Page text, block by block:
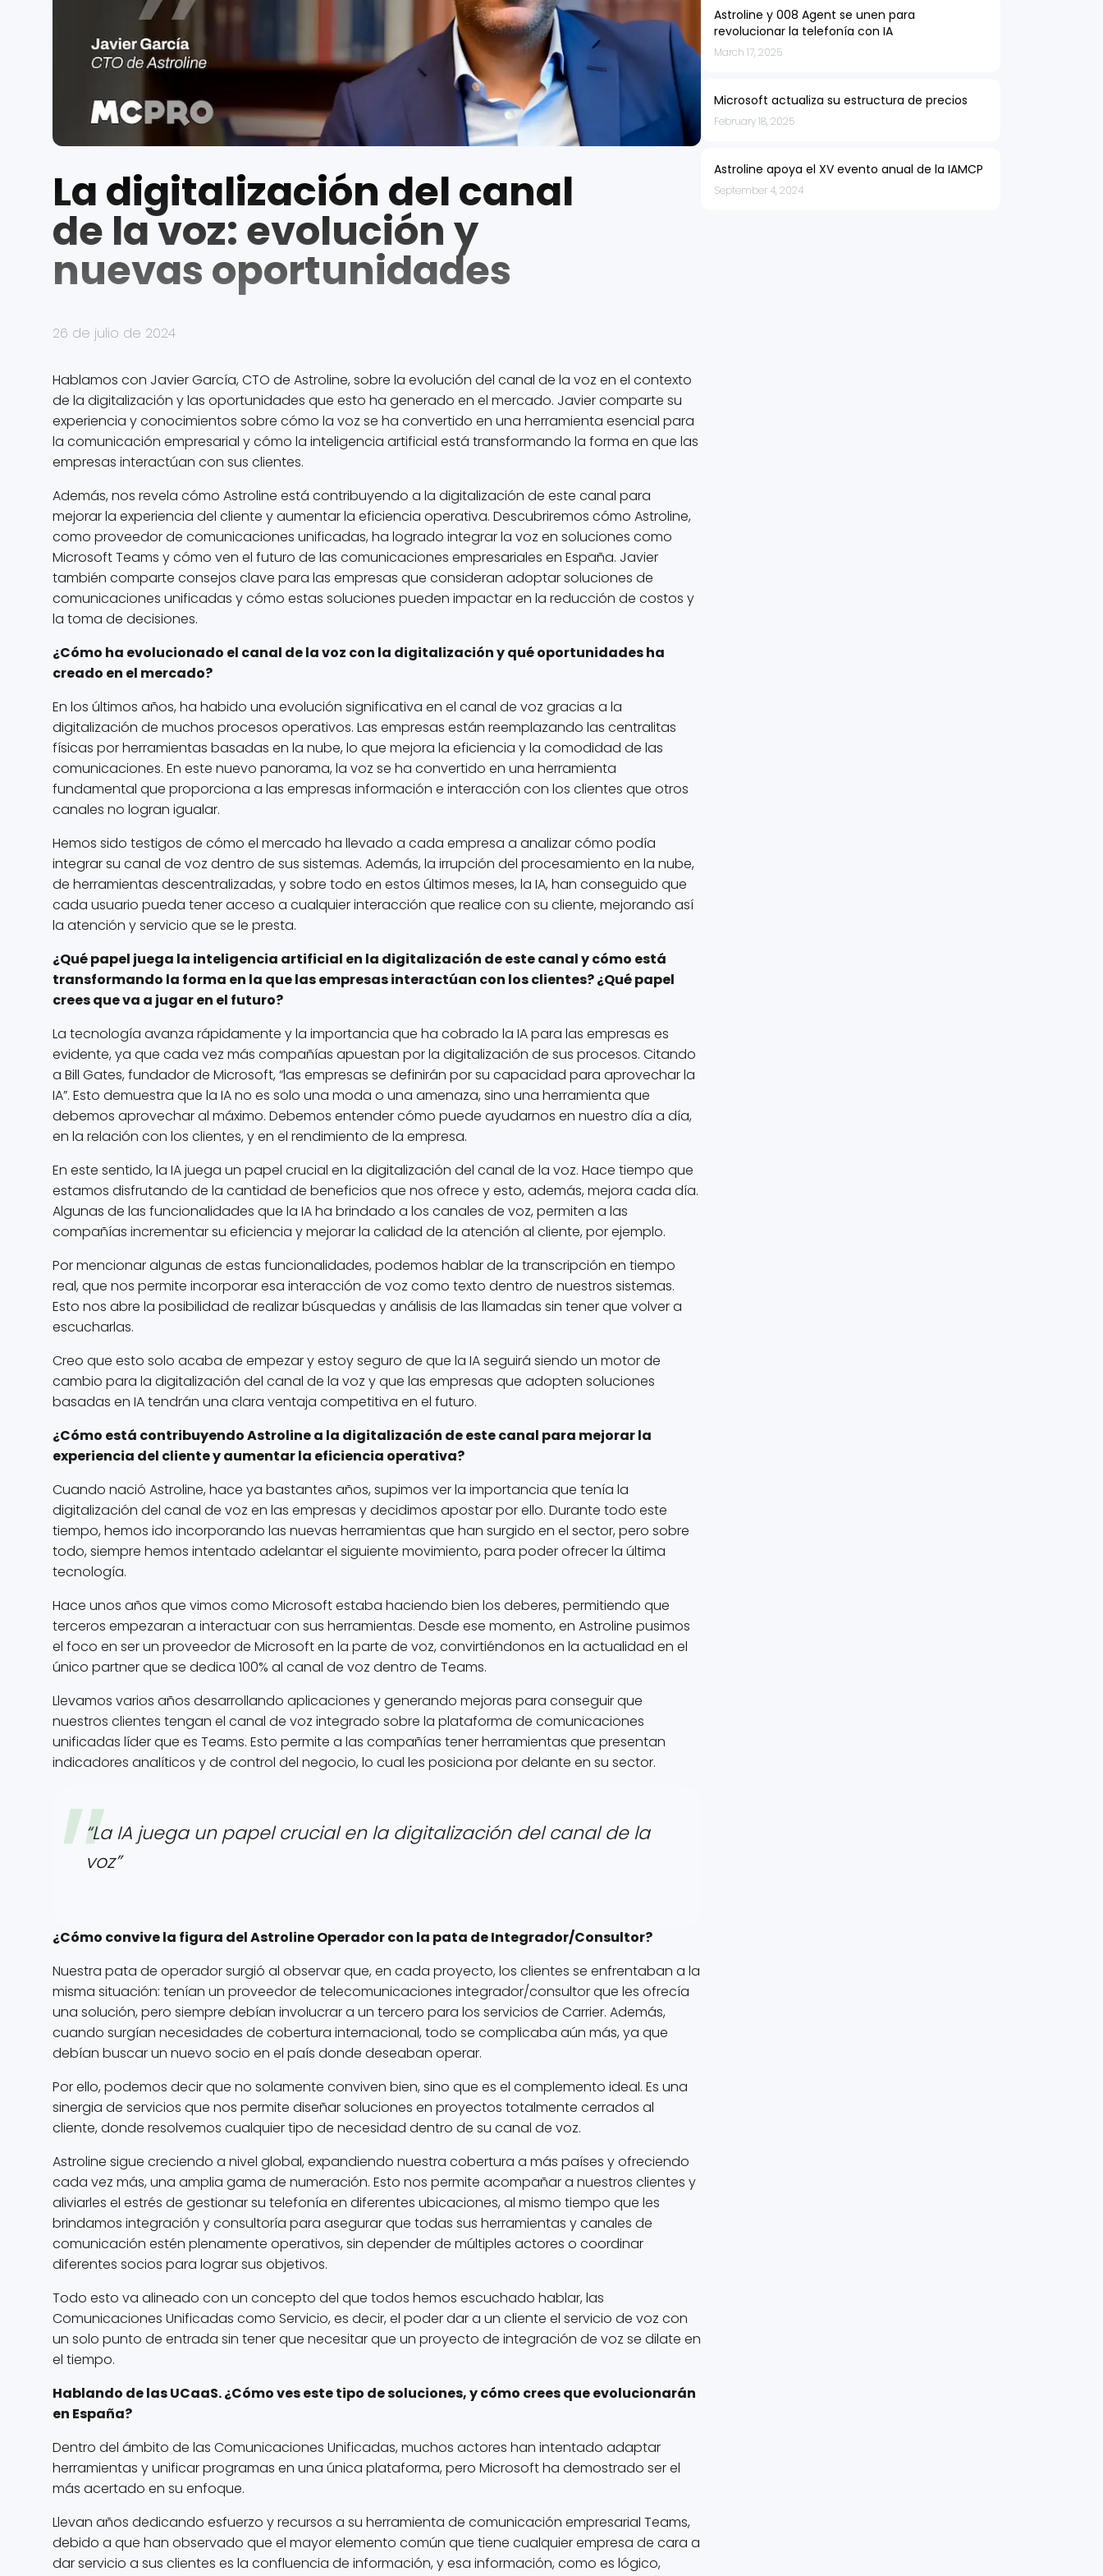
La digitalización del canal
de la voz: evolución y
nuevas oportunidades
26 de julio de 2024
Hablamos con Javier García, CTO de Astroline, sobre la evolución del canal de la voz en el contexto
de la digitalización y las oportunidades que esto ha generado en el mercado. Javier comparte su
experiencia y conocimientos sobre cómo la voz se ha convertido en una herramienta esencial para
la comunicación empresarial y cómo la inteligencia artificial está transformando la forma en que las
empresas interactúan con sus clientes.
Además, nos revela cómo Astroline está contribuyendo a la digitalización de este canal para
mejorar la experiencia del cliente y aumentar la eficiencia operativa. Descubriremos cómo Astroline,
como proveedor de comunicaciones unificadas, ha logrado integrar la voz en soluciones como
Microsoft Teams y cómo ven el futuro de las comunicaciones empresariales en España. Javier
también comparte consejos clave para las empresas que consideran adoptar soluciones de
comunicaciones unificadas y cómo estas soluciones pueden impactar en la reducción de costos y
la toma de decisiones.
¿Cómo ha evolucionado el canal de la voz con la digitalización y qué oportunidades ha
creado en el mercado?
En los últimos años, ha habido una evolución significativa en el canal de voz gracias a la
digitalización de muchos procesos operativos. Las empresas están reemplazando las centralitas
físicas por herramientas basadas en la nube, lo que mejora la eficiencia y la comodidad de las
comunicaciones. En este nuevo panorama, la voz se ha convertido en una herramienta
fundamental que proporciona a las empresas información e interacción con los clientes que otros
canales no logran igualar.
Hemos sido testigos de cómo el mercado ha llevado a cada empresa a analizar cómo podía
integrar su canal de voz dentro de sus sistemas. Además, la irrupción del procesamiento en la nube,
de herramientas descentralizadas, y sobre todo en estos últimos meses, la IA, han conseguido que
cada usuario pueda tener acceso a cualquier interacción que realice con su cliente, mejorando así
la atención y servicio que se le presta.
¿Qué papel juega la inteligencia artificial en la digitalización de este canal y cómo está
transformando la forma en la que las empresas interactúan con los clientes? ¿Qué papel
crees que va a jugar en el futuro?
La tecnología avanza rápidamente y la importancia que ha cobrado la IA para las empresas es
evidente, ya que cada vez más compañías apuestan por la digitalización de sus procesos. Citando
a Bill Gates, fundador de Microsoft, “las empresas se definirán por su capacidad para aprovechar la
IA”. Esto demuestra que la IA no es solo una moda o una amenaza, sino una herramienta que
debemos aprovechar al máximo. Debemos entender cómo puede ayudarnos en nuestro día a día,
en la relación con los clientes, y en el rendimiento de la empresa.
En este sentido, la IA juega un papel crucial en la digitalización del canal de la voz. Hace tiempo que
estamos disfrutando de la cantidad de beneficios que nos ofrece y esto, además, mejora cada día.
Algunas de las funcionalidades que la IA ha brindado a los canales de voz, permiten a las
compañías incrementar su eficiencia y mejorar la calidad de la atención al cliente, por ejemplo.
Por mencionar algunas de estas funcionalidades, podemos hablar de la transcripción en tiempo
real, que nos permite incorporar esa interacción de voz como texto dentro de nuestros sistemas.
Esto nos abre la posibilidad de realizar búsquedas y análisis de las llamadas sin tener que volver a
escucharlas.
Creo que esto solo acaba de empezar y estoy seguro de que la IA seguirá siendo un motor de
cambio para la digitalización del canal de la voz y que las empresas que adopten soluciones
basadas en IA tendrán una clara ventaja competitiva en el futuro.
¿Cómo está contribuyendo Astroline a la digitalización de este canal para mejorar la
experiencia del cliente y aumentar la eficiencia operativa?
Cuando nació Astroline, hace ya bastantes años, supimos ver la importancia que tenía la
digitalización del canal de voz en las empresas y decidimos apostar por ello. Durante todo este
tiempo, hemos ido incorporando las nuevas herramientas que han surgido en el sector, pero sobre
todo, siempre hemos intentado adelantar el siguiente movimiento, para poder ofrecer la última
tecnología.
Hace unos años que vimos como Microsoft estaba haciendo bien los deberes, permitiendo que
terceros empezaran a interactuar con sus herramientas. Desde ese momento, en Astroline pusimos
el foco en ser un proveedor de Microsoft en la parte de voz, convirtiéndonos en la actualidad en el
único partner que se dedica 100% al canal de voz dentro de Teams.
Llevamos varios años desarrollando aplicaciones y generando mejoras para conseguir que
nuestros clientes tengan el canal de voz integrado sobre la plataforma de comunicaciones
unificadas líder que es Teams. Esto permite a las compañías tener herramientas que presentan
indicadores analíticos y de control del negocio, lo cual les posiciona por delante en su sector.
“La IA juega un papel crucial en la digitalización del canal de la
voz”
¿Cómo convive la figura del Astroline Operador con la pata de Integrador/Consultor?
Nuestra pata de operador surgió al observar que, en cada proyecto, los clientes se enfrentaban a la
misma situación: tenían un proveedor de telecomunicaciones integrador/consultor que les ofrecía
una solución, pero siempre debían involucrar a un tercero para los servicios de Carrier. Además,
cuando surgían necesidades de cobertura internacional, todo se complicaba aún más, ya que
debían buscar un nuevo socio en el país donde deseaban operar.
Por ello, podemos decir que no solamente conviven bien, sino que es el complemento ideal. Es una
sinergia de servicios que nos permite diseñar soluciones en proyectos totalmente cerrados al
cliente, donde resolvemos cualquier tipo de necesidad dentro de su canal de voz.
Astroline sigue creciendo a nivel global, expandiendo nuestra cobertura a más países y ofreciendo
cada vez más, una amplia gama de numeración. Esto nos permite acompañar a nuestros clientes y
aliviarles el estrés de gestionar su telefonía en diferentes ubicaciones, al mismo tiempo que les
brindamos integración y consultoría para asegurar que todas sus herramientas y canales de
comunicación estén plenamente operativos, sin depender de múltiples actores o coordinar
diferentes socios para lograr sus objetivos.
Todo esto va alineado con un concepto del que todos hemos escuchado hablar, las
Comunicaciones Unificadas como Servicio, es decir, el poder dar a un cliente el servicio de voz con
un solo punto de entrada sin tener que necesitar que un proyecto de integración de voz se dilate en
el tiempo.
Hablando de las UCaaS. ¿Cómo ves este tipo de soluciones, y cómo crees que evolucionarán
en España?
Dentro del ámbito de las Comunicaciones Unificadas, muchos actores han intentado adaptar
herramientas y unificar programas en una única plataforma, pero Microsoft ha demostrado ser el
más acertado en su enfoque.
Llevan años dedicando esfuerzo y recursos a su herramienta de comunicación empresarial Teams,
debido a que han observado que el mayor elemento común que tiene cualquier empresa de cara a
dar servicio a sus clientes es la confluencia de información, y esa información, como es lógico,
Astroline y 008 Agent se unen para
revolucionar la telefonía con IA
March 17, 2025
Microsoft actualiza su estructura de precios
February 18, 2025
Astroline apoya el XV evento anual de la IAMCP
September 4, 2024